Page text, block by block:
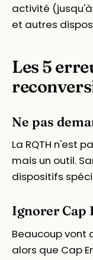
activité (jusqu'à
et autres
Les 5
Ne pas
La RQTH n'est
mais un outil.
dispositifs
Ignorer Cap
Beaucoup vont
alors que Cap